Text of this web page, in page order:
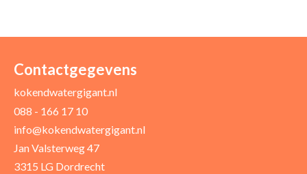
Contactgegevens
kokendwatergigant.nl
088 - 166 17 10
info@kokendwatergigant.nl
Jan Valsterweg 47
3315 LG Dordrecht